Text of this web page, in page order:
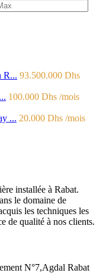
R... 93.500.000 Dhs
100.000 Dhs /mois
... 20.000 Dhs /mois
installée à Rabat.
le domaine de
les techniques les
de qualité à nos clients.
N°7,Agdal Rabat